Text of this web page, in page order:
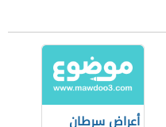
أعراض سرطان